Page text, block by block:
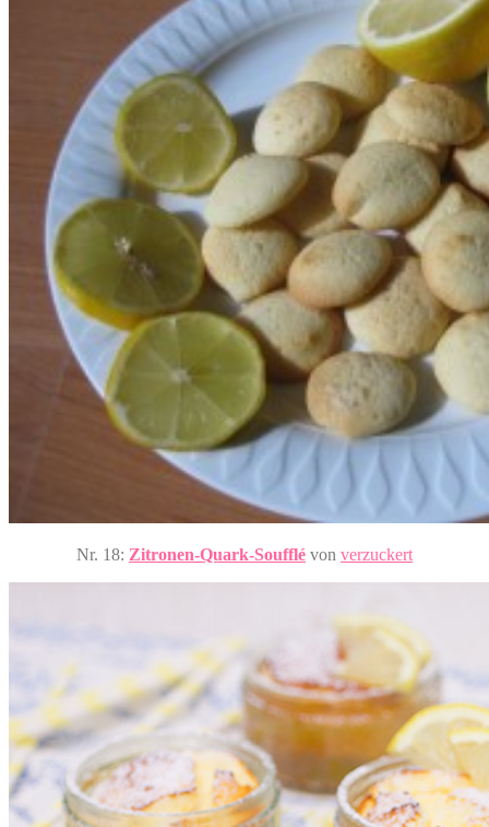
Nr. 18: Zitronen-Quark-Soufflé von verzuckert